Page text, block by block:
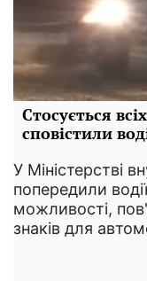
Стосується
сповістили
У Міністерстві
попередили
можливості,
знаків для